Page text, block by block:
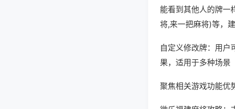
能看到其他人的牌一
将,来一把麻将)等，
自定义修改牌：用户
果，适用于多种场景
聚焦相关游戏功能优